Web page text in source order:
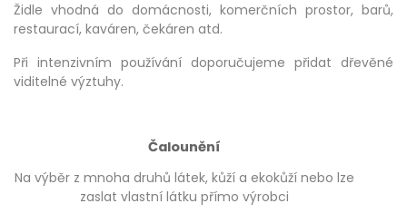
Židle vhodná do domácnosti, komerčních prostor, barů,
restaurací, kaváren, čekáren atd.
Při intenzivním používání doporučujeme přidat dřevěné
viditelné výztuhy.
Čalounění
Na výběr z mnoha druhů látek, kůží a ekokůží nebo lze
zaslat vlastní látku přímo výrobci